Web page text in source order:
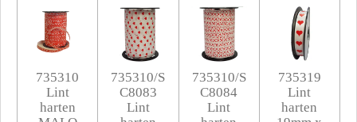
735310
Lint
harten
735310/S
C8083
Lint
735310/S
C8084
Lint
735319
Lint
harten